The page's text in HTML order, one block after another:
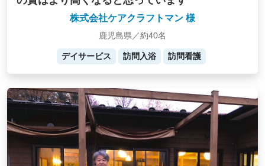
株式会社ケアクラフトマン 様
鹿児島県／約40名
デイサービス 訪問入浴 訪問看護